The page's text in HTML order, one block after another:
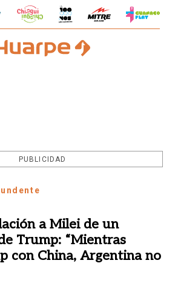
PUBLICIDAD
a Milei de un
Trump: “Mientras
con China, Argentina no